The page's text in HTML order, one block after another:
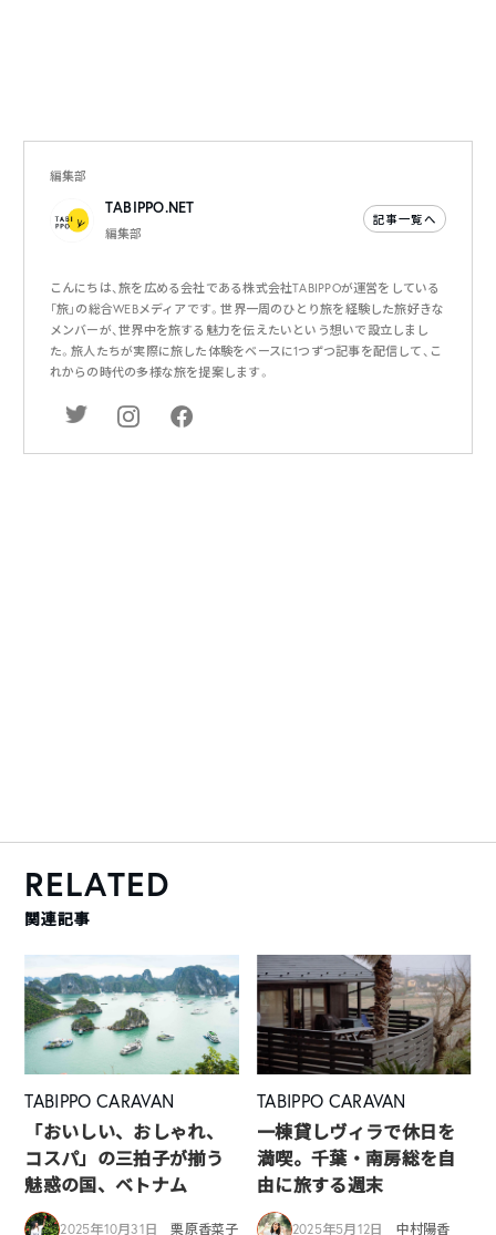
編集部
TABIPPO.NET
編集部
記事一覧へ
こんにちは、旅を広める会社である株式会社TABIPPOが運営をしている
「旅」の総合WEBメディアです。世界一周のひとり旅を経験した旅好きな
メンバーが、世界中を旅する魅力を伝えたいという想いで設立しまし
た。旅人たちが実際に旅した体験をベースに1つずつ記事を配信して、こ
れからの時代の多様な旅を提案します。
RELATED
関連記事
TABIPPO CARAVAN
「おいしい、おしゃれ、
コスパ」の三拍子が揃う
魅惑の国、ベトナム
2025年10月31日 栗原香菜子
TABIPPO CARAVAN
一棟貸しヴィラで休日を
満喫。千葉・南房総を自
由に旅する週末
2025年5月12日 中村陽香